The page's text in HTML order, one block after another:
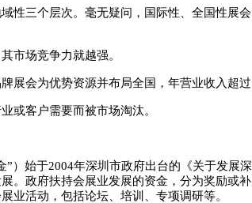
性三个层次。毫无疑问，国际性、全国性
市场竞争力就越强。
会为优势资源并布局全国，年营业收入超
或客户需要而被市场淘汰。
）始于2004年深圳市政府出台的《关于发
。政府扶持会展业发展的资金，分为奖励
业活动，包括论坛、培训、专项调研等。